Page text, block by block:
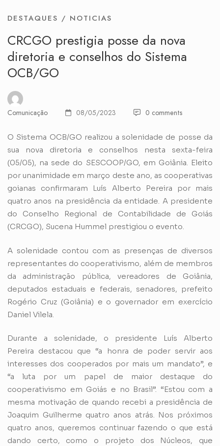
DESTAQUES / NOTICIAS
CRCGO prestigia posse da nova
diretoria e conselhos do Sistema
OCB/GO
Comunicação 08/05/2023 0 comments
O Sistema OCB/GO realizou a solenidade de posse da
sua nova diretoria e conselhos nesta sexta-feira
(05/05), na sede do SESCOOP/GO, em Goiânia. Eleito
por unanimidade em março deste ano, as cooperativas
goianas confirmaram Luís Alberto Pereira por mais
quatro anos na presidência da entidade. A presidente
do Conselho Regional de Contabilidade de Goiás
(CRCGO), Sucena Hummel prestigiou o evento.
A solenidade contou com as presenças de diversos
representantes do cooperativismo, além de membros
da administração pública, vereadores de Goiânia,
deputados estaduais e federais, senadores, prefeito
Rogério Cruz (Goiânia) e o governador em exercício
Daniel Vilela.
Durante a solenidade, o presidente Luís Alberto
Pereira destacou que “a honra de poder servir aos
interesses dos cooperados por mais um mandato”, e
“a luta por um papel de maior destaque do
cooperativismo em Goiás e no Brasil”. “Estou com a
mesma motivação de quando recebi a presidência de
Joaquim Guilherme quatro anos atrás. Nos próximos
quatro anos, queremos continuar fazendo o que está
dando certo, como o projeto dos Núcleos, que